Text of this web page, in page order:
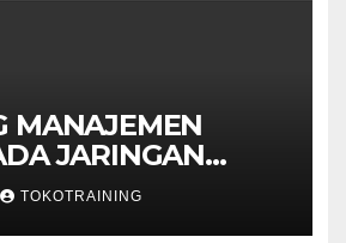
MANAJEMEN
JARINGAN
TOKOTRAINING